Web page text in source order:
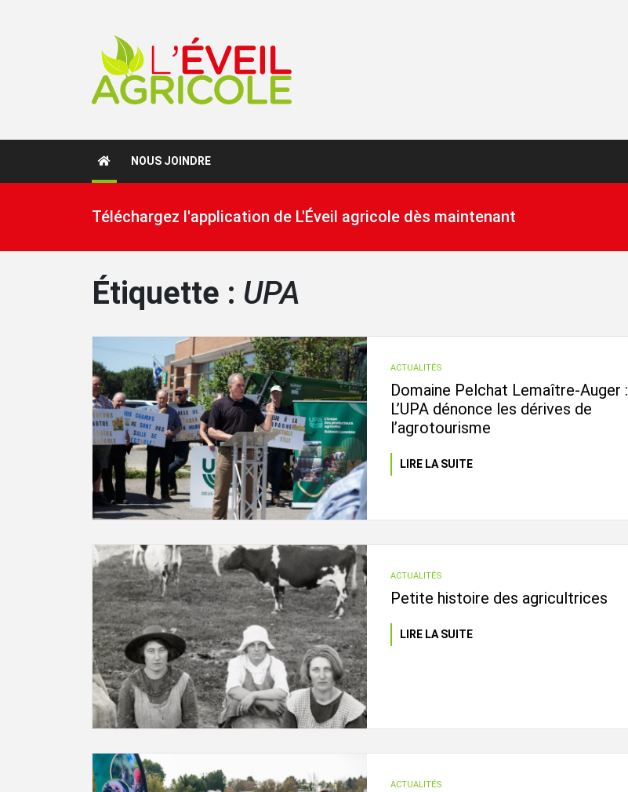
NOUS JOINDRE
Téléchargez l'application de L'Éveil agricole dès maintenant
Étiquette : UPA
ACTUALITÉS
Domaine Pelchat Lemaître-Auger :
L’UPA dénonce les dérives de
l’agrotourisme
LIRE LA SUITE
ACTUALITÉS
Petite histoire des agricultrices
LIRE LA SUITE
ACTUALITÉS